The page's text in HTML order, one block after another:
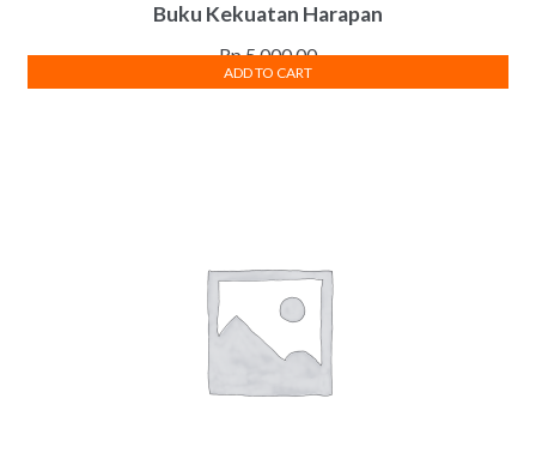
Buku Kekuatan Harapan
Rp5,000.00
ADD TO CART